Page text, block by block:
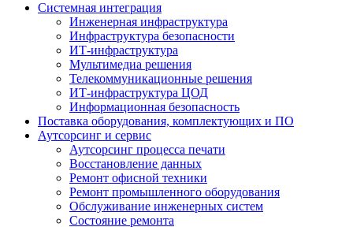
Системная интеграция
Инженерная инфраструктура
Инфраструктура безопасности
ИТ-инфраструктура
Мультимедиа решения
Телекоммуникационные решения
ИТ-инфраструктура ЦОД
Информационная безопасность
Поставка оборудования, комплектующих и ПО
Аутсорсинг и сервис
Аутсорсинг процесса печати
Восстановление данных
Ремонт офисной техники
Ремонт промышленного оборудования
Обслуживание инженерных систем
Состояние ремонта